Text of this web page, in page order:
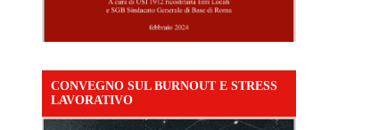
CONVEGNO SUL BURNOUT E STRESS
LAVORATIVO